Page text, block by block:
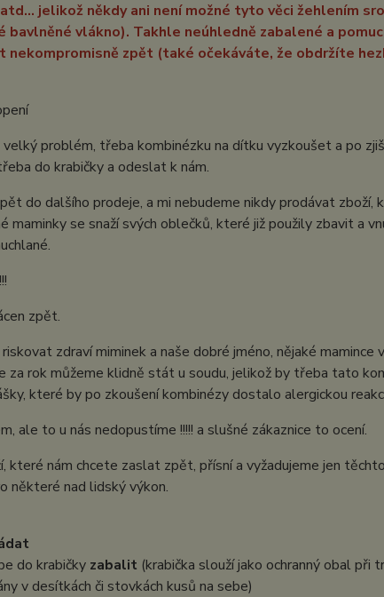
jelikož někdy ani není možné tyto věci žehlením
bavlněné vlákno). Takhle neúhledně zabalené a
nekompromisně zpět (také očekáváte, že obdržíte
problém, třeba kombinézku na dítku vyzkoušet a po
do krabičky a odeslat k nám.
do dalšího prodeje, a mi nebudeme nikdy prodávat zboží,
maminky se snaží svých oblečků, které již použily zbavit a
zpět.
zdraví miminek a naše dobré jméno, nějaké
za rok můžeme klidně stát u soudu, jelikož by třeba tato
které by po zkoušení kombinézy dostalo alergickou
ale to u nás nedopustíme !!!!! a slušné zákaznice to ocení.
které nám chcete zaslat zpět, přísní a vyžadujeme jen
některé nad lidský výkon.
do krabičky zabalit (krabička slouží jako ochranný obal při
v desítkách či stovkách kusů na sebe)